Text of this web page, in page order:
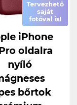
Tervezhető
saját
fotóval is!
iPhone
oldalra
nyíló
bőrtok